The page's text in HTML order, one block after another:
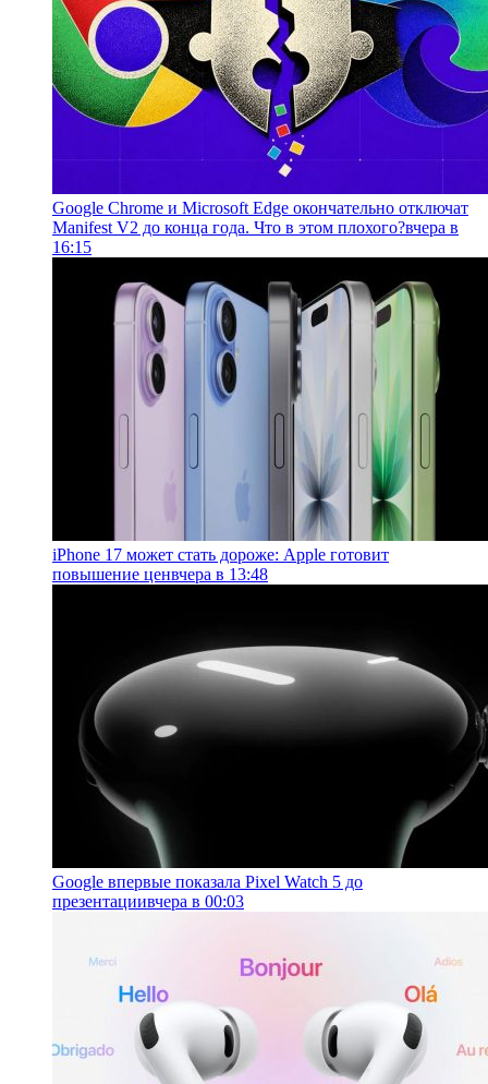
Google Chrome и Microsoft Edge окончательно отключат
Manifest V2 до конца года. Что в этом плохого?вчера в
16:15
iPhone 17 может стать дороже: Apple готовит
повышение ценвчера в 13:48
Google впервые показала Pixel Watch 5 до
презентациивчера в 00:03